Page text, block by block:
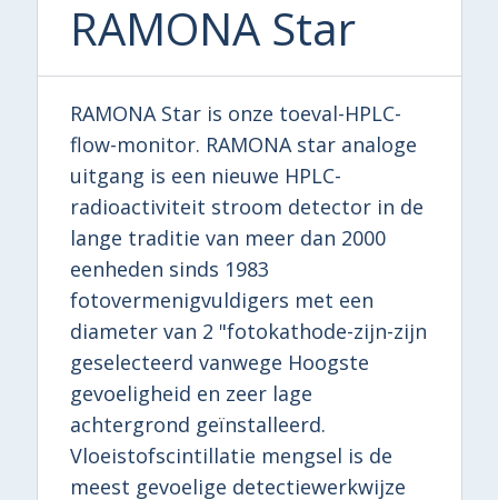
RAMONA Star
RAMONA Star is onze toeval-HPLC-
flow-monitor. RAMONA star analoge
uitgang is een nieuwe HPLC-
radioactiviteit stroom detector in de
lange traditie van meer dan 2000
eenheden sinds 1983
fotovermenigvuldigers met een
diameter van 2 "fotokathode-zijn-zijn
geselecteerd vanwege Hoogste
gevoeligheid en zeer lage
achtergrond geïnstalleerd.
Vloeistofscintillatie mengsel is de
meest gevoelige detectiewerkwijze